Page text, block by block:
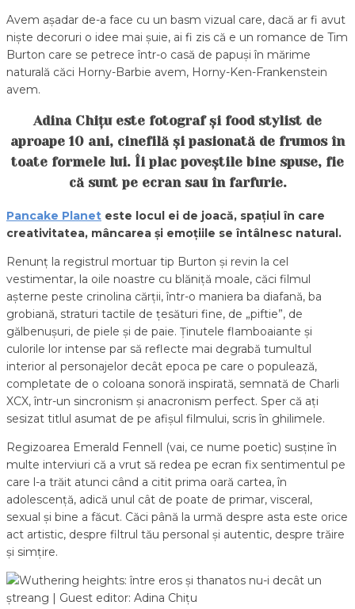
Avem așadar de-a face cu un basm vizual care, dacă ar fi avut
niște decoruri o idee mai șuie, ai fi zis că e un romance de Tim
Burton care se petrece într-o casă de papuși în mărime
naturală căci Horny-Barbie avem, Horny-Ken-Frankenstein
avem.
Adina Chițu este fotograf și food stylist de
aproape 10 ani, cinefilă și pasionată de frumos în
toate formele lui. Îi plac poveștile bine spuse, fie
că sunt pe ecran sau în farfurie.
Pancake Planet este locul ei de joacă, spațiul în care
creativitatea, mâncarea și emoțiile se întâlnesc natural.
Renunț la registrul mortuar tip Burton și revin la cel
vestimentar, la oile noastre cu blăniță moale, căci filmul
așterne peste crinolina cărții, într-o maniera ba diafană, ba
grobiană, straturi tactile de țesături fine, de „piftie”, de
gălbenușuri, de piele și de paie. Ținutele flamboaiante și
culorile lor intense par să reflecte mai degrabă tumultul
interior al personajelor decât epoca pe care o populează,
completate de o coloana sonoră inspirată, semnată de Charli
XCX, într-un sincronism și anacronism perfect. Sper că ați
sesizat titlul asumat de pe afișul filmului, scris în ghilimele.
Regizoarea Emerald Fennell (vai, ce nume poetic) susține în
multe interviuri că a vrut să redea pe ecran fix sentimentul pe
care l-a trăit atunci când a citit prima oară cartea, în
adolescență, adică unul cât de poate de primar, visceral,
sexual și bine a făcut. Căci până la urmă despre asta este orice
act artistic, despre filtrul tău personal și autentic, despre trăire
și simțire.